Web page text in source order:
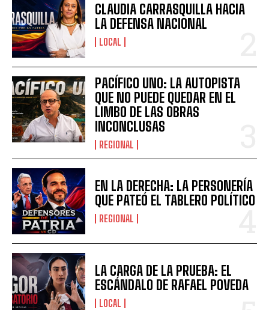
CLAUDIA CARRASQUILLA HACIA
LA DEFENSA NACIONAL
LOCAL
PACÍFICO UNO: LA AUTOPISTA
QUE NO PUEDE QUEDAR EN EL
LIMBO DE LAS OBRAS
INCONCLUSAS
REGIONAL
EN LA DERECHA: LA PERSONERÍA
QUE PATEÓ EL TABLERO POLÍTICO
REGIONAL
LA CARGA DE LA PRUEBA: EL
ESCÁNDALO DE RAFAEL POVEDA
LOCAL